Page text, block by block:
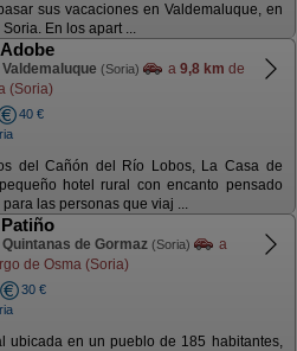
sus vacaciones en Valdemaluque, en
En los apart ...
Valdemaluque (Soria) a 9,8 km de
(Soria)
40 €
del Cañón del Río Lobos, La Casa de
hotel rural con encanto pensado
las personas que viaj ...
Quintanas de Gormaz (Soria)
a
de Osma (Soria)
30 €
ubicada en un pueblo de 185 habitantes,